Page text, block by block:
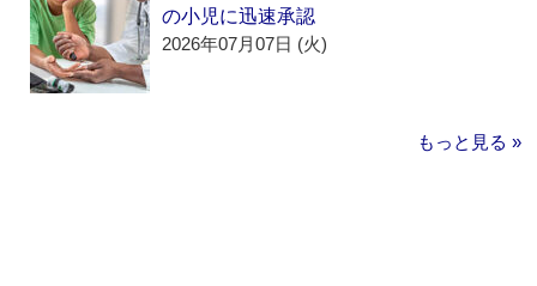
の小児に迅速承認
2026年07月07日 (火)
もっと見る »